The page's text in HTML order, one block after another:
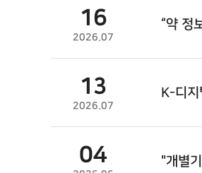
16
2026.07
“약 정
13
2026.07
K-디지
04 "개별